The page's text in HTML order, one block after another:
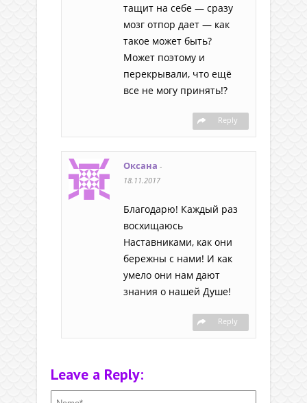
тащит на себе — сразу
мозг отпор дает — как
такое может быть?
Может поэтому и
перекрывали, что ещё
все не могу принять!?
Reply
Оксана -
18.11.2017
Благодарю! Каждый раз
восхищаюсь
Наставниками, как они
бережны с нами! И как
умело они нам дают
знания о нашей Душе!
Reply
Leave a Reply: